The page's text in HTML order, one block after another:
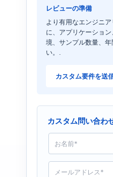
レビューの準備
より有用なエンジニ
に、アプリケーショ
境、サンプル数量、
い。.
カスタム要件を送
カスタム問い合わ
名
*
メ